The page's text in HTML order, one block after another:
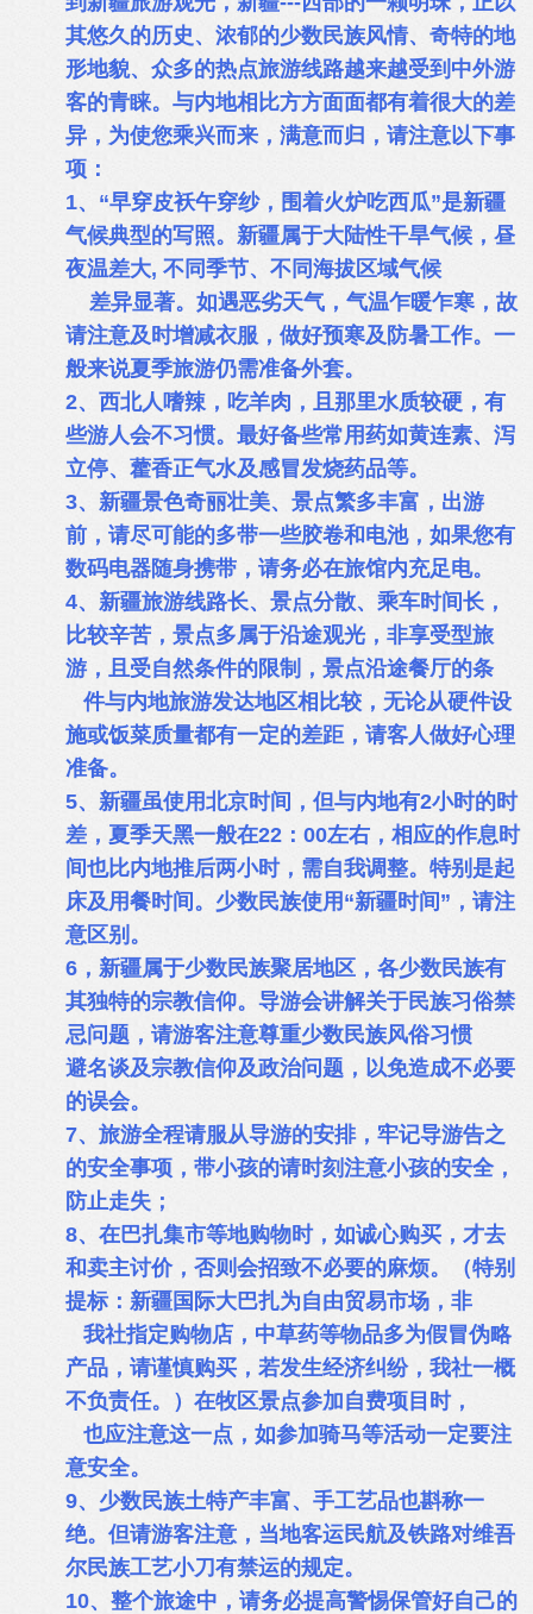
其悠久的历史、浓郁的少数民族风情、奇特的地
形地貌、众多的热点旅游线路越来越受到中外游
客的青睐。与内地相比方方面面都有着很大的差
异，为使您乘兴而来，满意而归，请注意以下事
项：
1、“早穿皮袄午穿纱，围着火炉吃西瓜”是新疆
气候典型的写照。新疆属于大陆性干旱气候，昼
夜温差大, 不同季节、不同海拔区域气候
差异显著。如遇恶劣天气，气温乍暖乍寒，故
请注意及时增减衣服，做好预寒及防暑工作。一
般来说夏季旅游仍需准备外套。
2、西北人嗜辣，吃羊肉，且那里水质较硬，有
些游人会不习惯。最好备些常用药如黄连素、泻
立停、藿香正气水及感冒发烧药品等。
3、新疆景色奇丽壮美、景点繁多丰富，出游
前，请尽可能的多带一些胶卷和电池，如果您有
数码电器随身携带，请务必在旅馆内充足电。
4、新疆旅游线路长、景点分散、乘车时间长，
比较辛苦，景点多属于沿途观光，非享受型旅
游，且受自然条件的限制，景点沿途餐厅的条
件与内地旅游发达地区相比较，无论从硬件设
施或饭菜质量都有一定的差距，请客人做好心理
准备。
5、新疆虽使用北京时间，但与内地有2小时的时
差，夏季天黑一般在22：00左右，相应的作息时
间也比内地推后两小时，需自我调整。特别是起
床及用餐时间。少数民族使用“新疆时间”，请注
意区别。
6，新疆属于少数民族聚居地区，各少数民族有
其独特的宗教信仰。导游会讲解关于民族习俗禁
忌问题，请游客注意尊重少数民族风俗习惯
避名谈及宗教信仰及政治问题，以免造成不必要
的误会。
7、旅游全程请服从导游的安排，牢记导游告之
的安全事项，带小孩的请时刻注意小孩的安全，
防止走失；
8、在巴扎集市等地购物时，如诚心购买，才去
和卖主讨价，否则会招致不必要的麻烦。（特别
提标：新疆国际大巴扎为自由贸易市场，非
我社指定购物店，中草药等物品多为假冒伪略
产品，请谨慎购买，若发生经济纠纷，我社一概
不负责任。）在牧区景点参加自费项目时，
也应注意这一点，如参加骑马等活动一定要注
意安全。
9、少数民族土特产丰富、手工艺品也斟称一
绝。但请游客注意，当地客运民航及铁路对维吾
尔民族工艺小刀有禁运的规定。
10、整个旅途中，请务必提高警惕保管好自己的